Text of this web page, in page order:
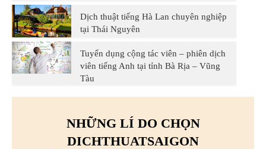
Dịch thuật tiếng Hà Lan chuyên nghiệp
tại Thái Nguyên
Tuyển dụng cộng tác viên – phiên dịch
viên tiếng Anh tại tỉnh Bà Rịa – Vũng
Tàu
NHỮNG LÍ DO CHỌN
DICHTHUATSAIGON